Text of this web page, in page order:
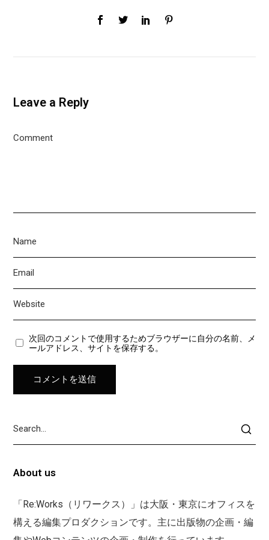
Leave a Reply
次回のコメントで使用するためブラウザーに自分の名前、メ
ールアドレス、サイトを保存する。
About us
「Re:Works（リワークス）」は大阪・東京にオフィスを
構える編集プロダクションです。主に出版物の企画・編